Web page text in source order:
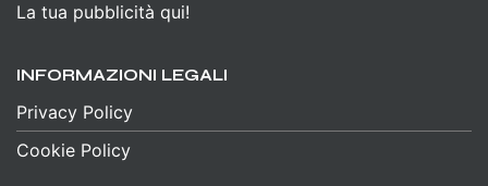
La tua pubblicità qui!
INFORMAZIONI LEGALI
Privacy Policy
Cookie Policy